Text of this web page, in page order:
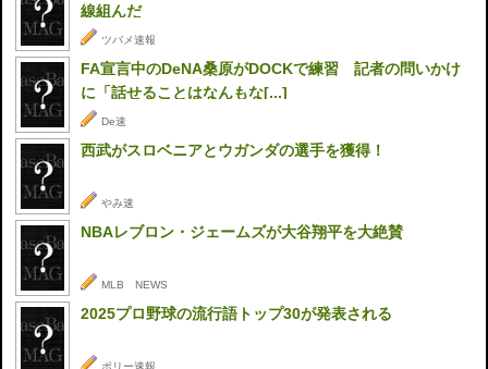
線組んだ
ツバメ速報
FA宣言中のDeNA桑原がDOCKで練習 記者の問いかけ
に「話せることはなんもな[...]
De速
西武がスロベニアとウガンダの選手を獲得！
やみ速
NBAレブロン・ジェームズが大谷翔平を大絶賛
MLB NEWS
2025プロ野球の流行語トップ30が発表される
ポリー速報